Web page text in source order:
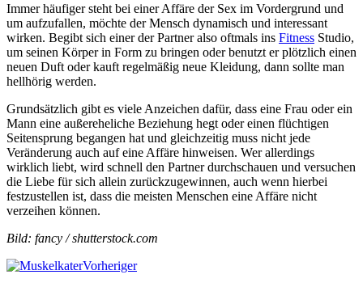
Immer häufiger steht bei einer Affäre der Sex im Vordergrund und
um aufzufallen, möchte der Mensch dynamisch und interessant
wirken. Begibt sich einer der Partner also oftmals ins Fitness Studio,
um seinen Körper in Form zu bringen oder benutzt er plötzlich einen
neuen Duft oder kauft regelmäßig neue Kleidung, dann sollte man
hellhörig werden.
Grundsätzlich gibt es viele Anzeichen dafür, dass eine Frau oder ein
Mann eine außereheliche Beziehung hegt oder einen flüchtigen
Seitensprung begangen hat und gleichzeitig muss nicht jede
Veränderung auch auf eine Affäre hinweisen. Wer allerdings
wirklich liebt, wird schnell den Partner durchschauen und versuchen
die Liebe für sich allein zurückzugewinnen, auch wenn hierbei
festzustellen ist, dass die meisten Menschen eine Affäre nicht
verzeihen können.
Bild: fancy / shutterstock.com
Vorheriger